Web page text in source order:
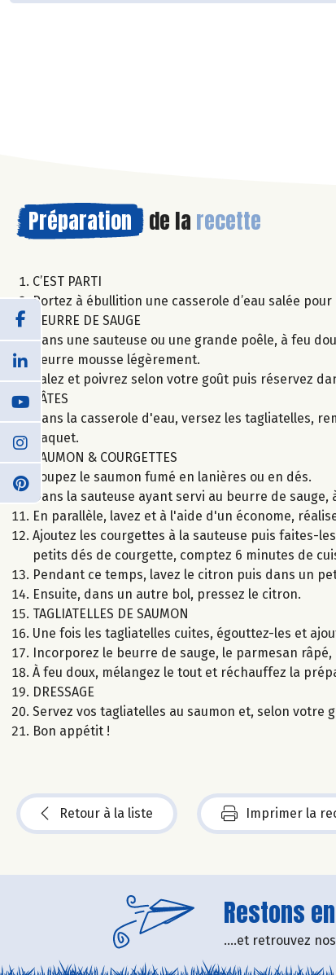
Préparation de la recette
C’EST PARTI
Portez à ébullition une casserole d’eau salée pour
BEURRE DE SAUGE
Dans une sauteuse ou une grande poêle, à feu
beurre mousse légèrement.
Salez et poivrez selon votre goût puis réservez
PÂTES
Dans la casserole d'eau, versez les tagliatelles,
paquet.
SAUMON & COURGETTES
Coupez le saumon fumé en lanières ou en dés.
Dans la sauteuse ayant servi au beurre de
En parallèle, lavez et à l'aide d'un économe,
Ajoutez les courgettes à la sauteuse puis faites-
petits dés de courgette, comptez 6 minutes de
Pendant ce temps, lavez le citron puis dans un
Ensuite, dans un autre bol, pressez le citron.
TAGLIATELLES DE SAUMON
Une fois les tagliatelles cuites, égouttez-les et
Incorporez le beurre de sauge, le parmesan
À feu doux, mélangez le tout et réchauffez la
DRESSAGE
Servez vos tagliatelles au saumon et, selon votre
Bon appétit !
Retour à la liste Imprimer la
Restons
....et retrouvez